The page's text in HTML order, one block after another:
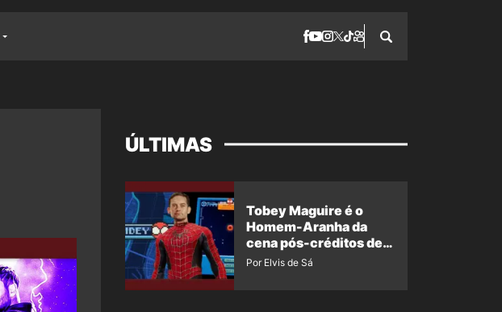
ÚLTIMAS
Tobey Maguire é o
Homem-Aranha da
cena pós-créditos de
Um Novo Dia?
Por Elvis de Sá